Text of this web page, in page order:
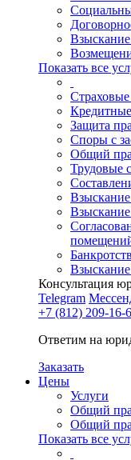
Показать все
Защита
Споры с
Общий
Трудовые
Взыскание
Консультация
Telegram
+7 (812) 209-16-
Ответим на
Заказать
Цены
Услуги
Общий
Общий
Показать все